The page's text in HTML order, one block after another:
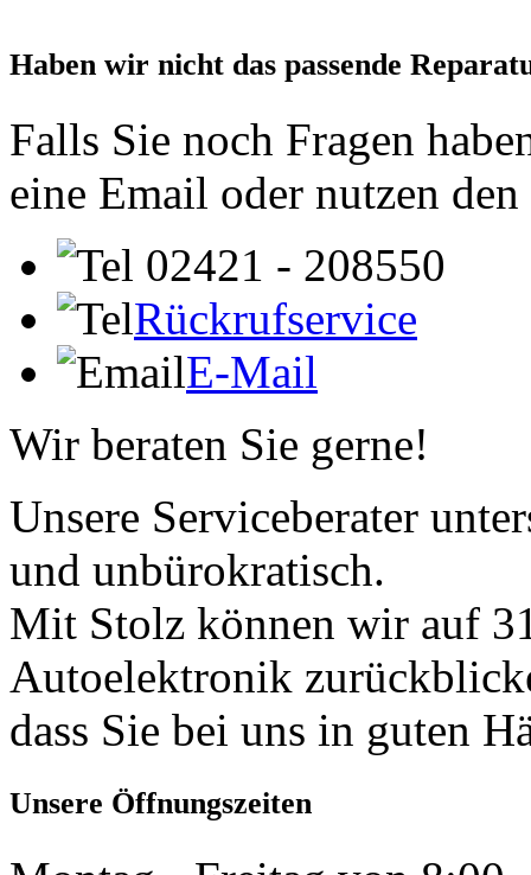
Haben wir nicht das passende
Falls Sie noch Fragen
eine Email oder nutzen
02421 - 208550
Rückrufservice
E-Mail
Wir beraten Sie gerne!
Unsere Serviceberater
und unbürokratisch.
Mit Stolz können wir auf
Autoelektronik
dass Sie bei uns in guten
Unsere Öffnungszeiten